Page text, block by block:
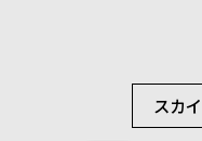
スカ